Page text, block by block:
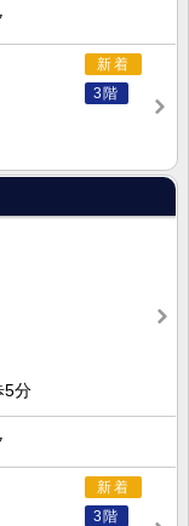
新着
3階
5分
新着
3階